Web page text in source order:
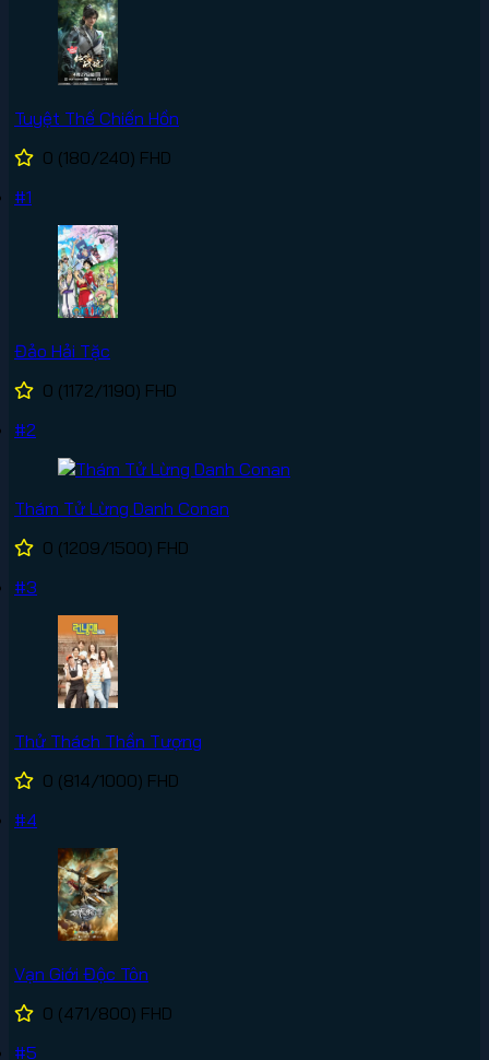
Tuyệt Thế Chiến Hồn
0 (180/240) FHD
#1
Đảo Hải Tặc
0 (1172/1190) FHD
#2
Thám Tử Lừng Danh Conan
0 (1209/1500) FHD
#3
Thử Thách Thần Tượng
0 (814/1000) FHD
#4
Vạn Giới Độc Tôn
0 (471/800) FHD
#5